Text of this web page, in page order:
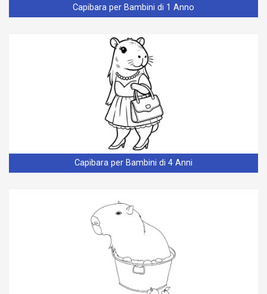
Capibara per Bambini di 1 Anno
Capibara per Bambini di 4 Anni